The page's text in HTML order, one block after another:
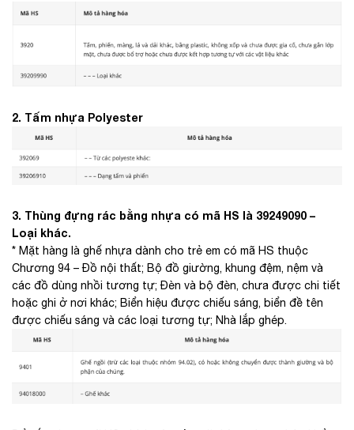
2. Tấm nhựa Polyester
3. Thùng đựng rác bằng nhựa có mã HS là 39249090 –
Loại khác.
* Mặt hàng là ghế nhựa dành cho trẻ em có mã HS thuộc
Chương 94 – Đồ nội thất; Bộ đồ giường, khung đệm, nệm và
các đồ dùng nhồi tương tự; Đèn và bộ đèn, chưa được chi tiết
hoặc ghi ở nơi khác; Biển hiệu được chiếu sáng, biển đề tên
được chiếu sáng và các loại tương tự; Nhà lắp ghép.